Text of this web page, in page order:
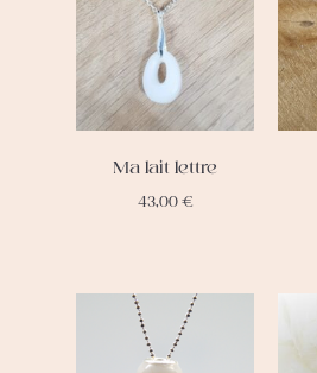
Ma lait lettre
43,00€